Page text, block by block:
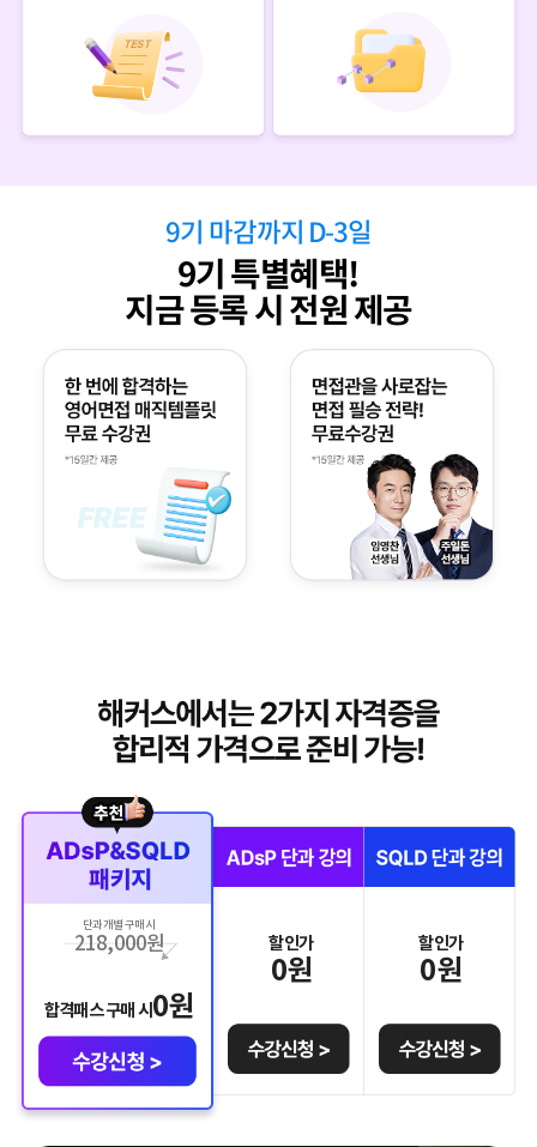
9기 마감까지 D-3일
9기 특별혜택!
지금 등록 시 전원 제공
단과 개별 구매 시
218,000원
합격패스 구매 시0원
할인가
0원
할인가
0원